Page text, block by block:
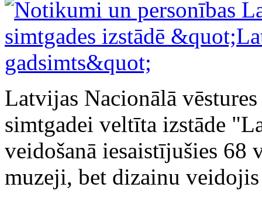
Latvijas Nacionālā
simtgadei veltīta izstāde
veidošanā iesaistījušies 68
muzeji, bet dizainu